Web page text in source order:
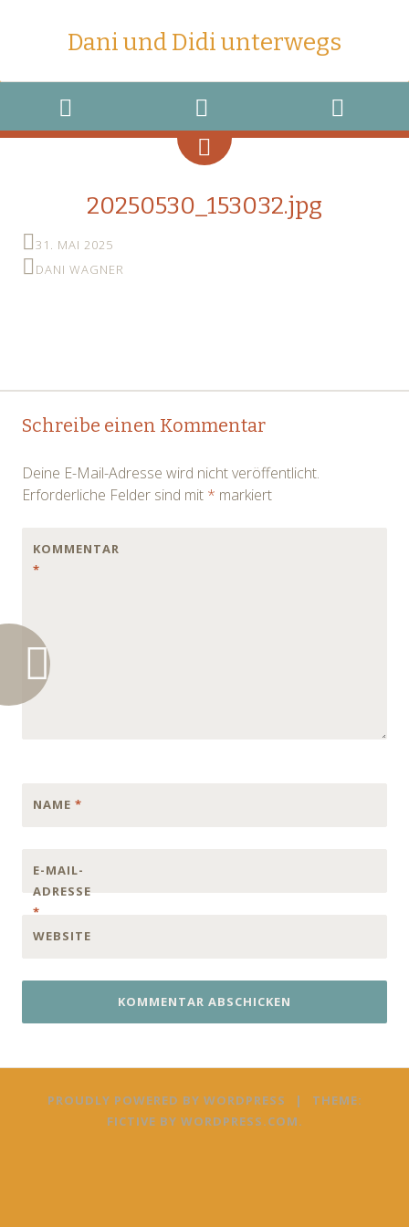
Dani und Didi unterwegs
MENU
WIDGETS
SEARCH
20250530_153032.jpg
31. MAI 2025
DANI WAGNER
Post
Schreibe einen Kommentar
Deine E-Mail-Adresse wird nicht veröffentlicht.
Erforderliche Felder sind mit * markiert
KOMMENTAR
*
NAME *
E-MAIL-
ADRESSE
*
WEBSITE
PROUDLY POWERED BY WORDPRESS |
THEME:
FICTIVE BY WORDPRESS.COM.